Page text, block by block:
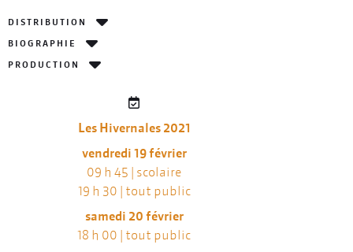
DISTRIBUTION
BIOGRAPHIE
PRODUCTION
Les Hivernales 2021
vendredi 19 février
09 h 45 | scolaire
19 h 30 | tout public
samedi 20 février
18 h 00 | tout public